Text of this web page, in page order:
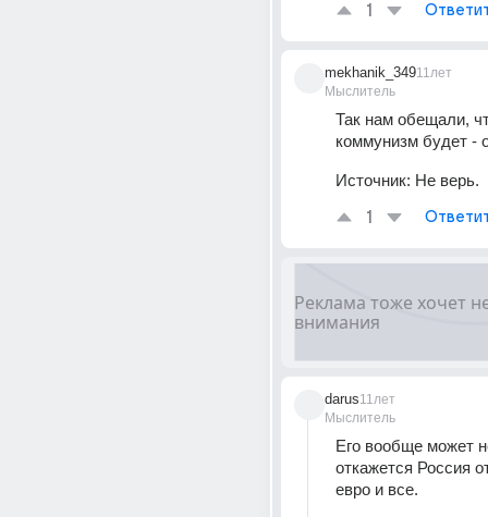
1
mekhanik_349
Мыслитель
11лет
Так нам обещали,
коммунизм будет -
Источник: Не верь.
1
darus
Мыслитель
11лет
Его вообще может
откажется Россия
евро и все.